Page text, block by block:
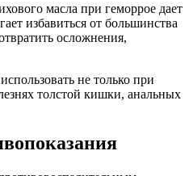
масла при геморрое дает
избавиться от большинства
осложнения,
не только при
толстой кишки, анальных